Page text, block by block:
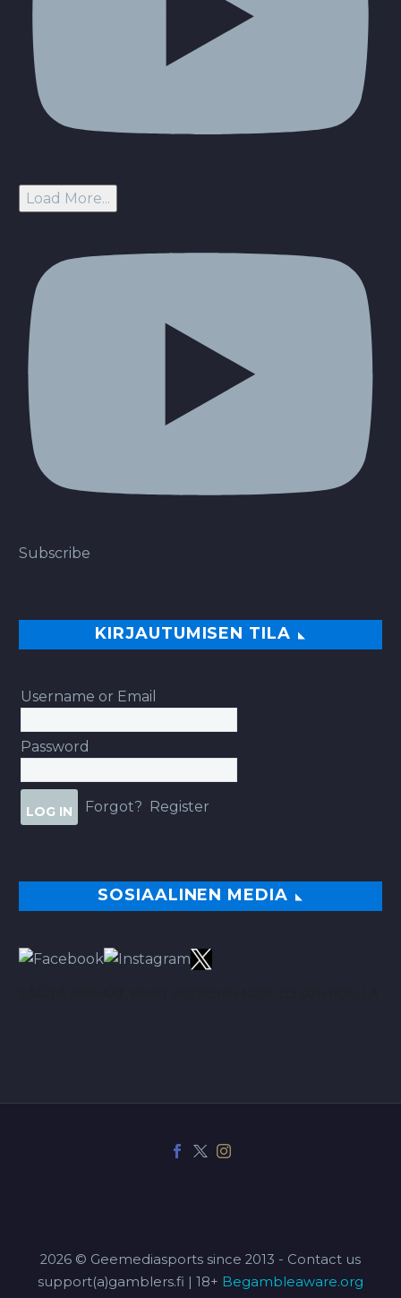
Load More...
Subscribe
KIRJAUTUMISEN TILA
Username or Email
Password
Forgot? Register
SOSIAALINEN MEDIA
2026 © Geemediasports since 2013 - Contact us
support(a)gamblers.fi | 18+ Begambleaware.org